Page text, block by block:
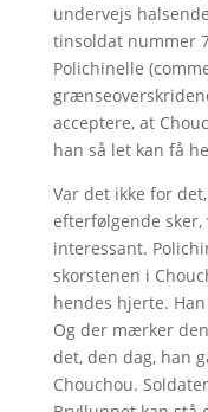
undervejs
tinsoldat nummer
Polichinelle
acceptere, at
han så let kan få
Var det ikke for
efterfølgende
interessant.
skorstenen i
hendes hjerte.
Og der mærker
det, den dag, han
Chouchou.